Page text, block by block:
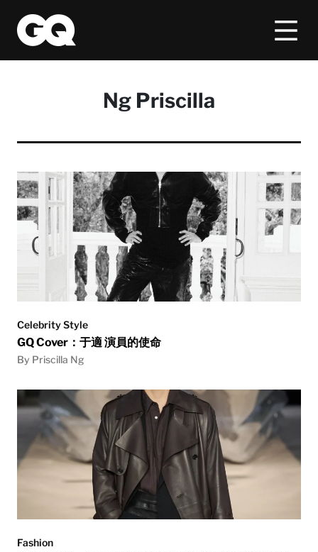
Ng Priscilla
Celebrity Style
GQ Cover：于適 演員的使命
By Priscilla Ng
Fashion